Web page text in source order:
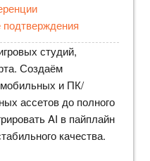
студий,
Создаём
мобильных и ПК/
ассетов до полного
AI в пайплайн
качества.